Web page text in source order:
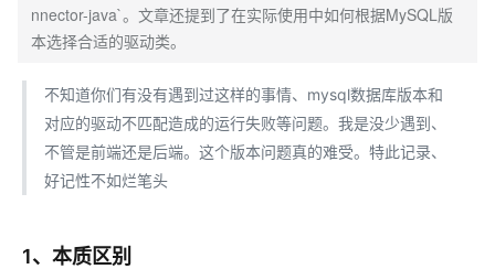
nnector-java`。文章还提到了在实际使用中如何根据MySQL版
本选择合适的驱动类。
不知道你们有没有遇到过这样的事情、mysql数据库版本和
对应的驱动不匹配造成的运行失败等问题。我是没少遇到、
不管是前端还是后端。这个版本问题真的难受。特此记录、
好记性不如烂笔头
1、本质区别